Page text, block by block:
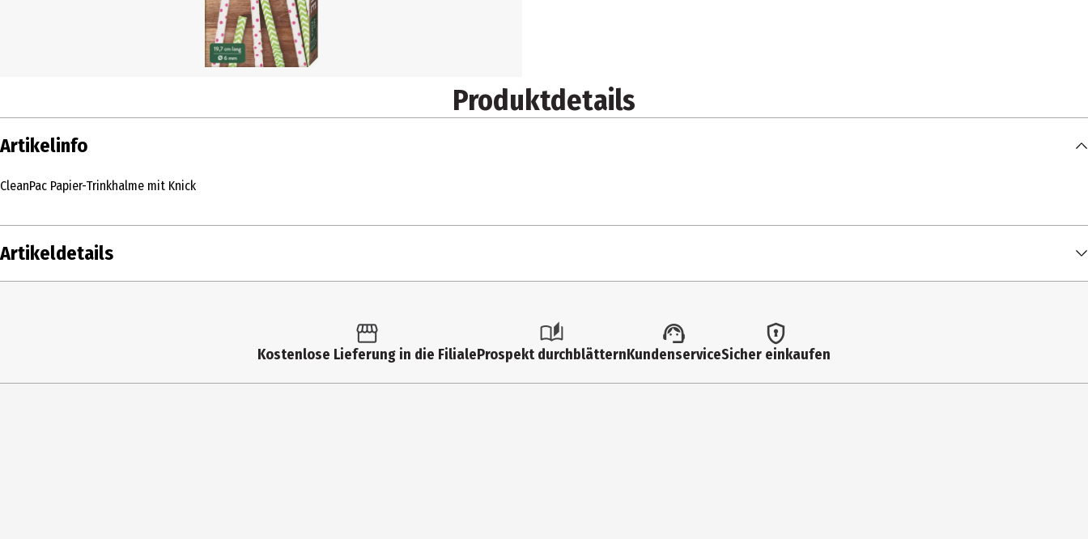
Produktdetails
Artikelinfo
CleanPac Papier-Trinkhalme mit Knick
Artikeldetails
Spezialbesteck
Papier
Kostenlose Lieferung in die FilialeProspekt durchblätternKundenserviceSicher einkaufen